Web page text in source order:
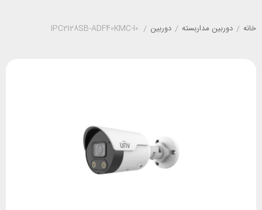
خانه / دوربین مداربسته / دوربین /
IPC2128SB-ADF40KMC-I0